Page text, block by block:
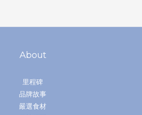
About
里程碑
品牌故事
嚴選食材